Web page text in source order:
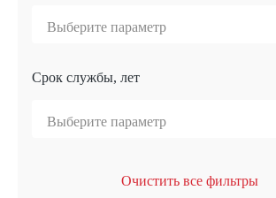
Срок службы, лет
Очистить все фильтры